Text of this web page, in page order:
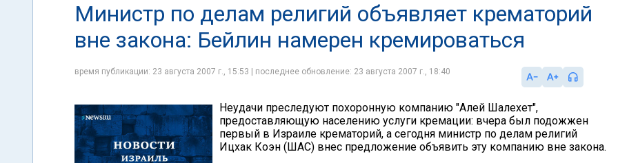
Министр по делам религий объявляет крематорий
вне закона: Бейлин намерен кремироваться
время публикации: 23 августа 2007 г., 15:53 | последнее обновление: 23 августа 2007 г., 18:40
Неудачи преследуют похоронную компанию "Алей Шалехет",
предоставляющую населению услуги кремации: вчера был подожжен
первый в Израиле крематорий, а сегодня министр по делам религий
Ицхак Коэн (ШАС) внес предложение объявить эту компанию вне закона.